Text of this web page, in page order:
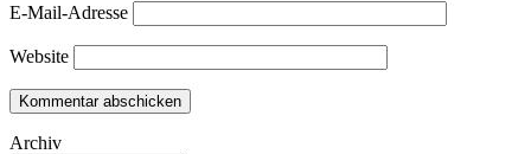
E-Mail-Adresse
Website
Archiv